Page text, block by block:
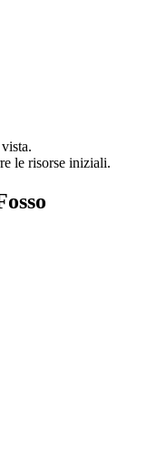
le risorse iniziali.